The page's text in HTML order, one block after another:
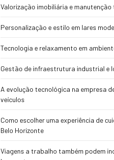
Valorização imobiliária e manutenção
Personalização e estilo em lares
Tecnologia e relaxamento em
Gestão de infraestrutura industrial e
A evolução tecnológica na empresa
veículos
Como escolher uma experiência de
Belo Horizonte
Viagens a trabalho também podem